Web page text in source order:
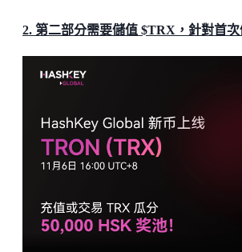
2. 第二部分需要儲值 $TRX，針對首次